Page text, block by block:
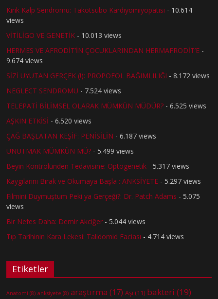
Kırık Kalp Sendromu: Takotsubo Kardiyomiyopatisi - 10.614
views
VİTİLİGO VE GENETİK - 10.013 views
HERMES VE AFRODİT’İN ÇOCUKLARINDAN HERMAFRODİT’E -
9.674 views
SİZİ UYUTAN GERÇEK (!): PROPOFOL BAĞIMLILIĞI - 8.172 views
NEGLECT SENDROMU - 7.524 views
TELEPATİ BİLİMSEL OLARAK MÜMKÜN MÜDÜR? - 6.525 views
AŞKIN ETKİSİ - 6.520 views
ÇAĞ BAŞLATAN KEŞİF: PENİSİLİN - 6.187 views
UNUTMAK MÜMKÜN MÜ? - 5.499 views
Beyin Kontrolünden Tedavisine: Optogenetik - 5.317 views
Kaygılarını Bırak ve Okumaya Başla : ANKSİYETE - 5.297 views
Filmini Duymuştum Peki ya Gerçeği?: Dr. Patch Adams - 5.075
views
Bir Nefes Daha: Demir Akciğer - 5.044 views
Tıp Tarihinin Kara Lekesi: Talidomid Faciası - 4.714 views
Etiketler
Anatomi (8) anksiyete (8) araştırma (17) Aşı (11) bakteri (19)